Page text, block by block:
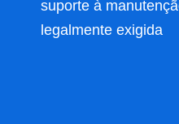
suporte à
legalmente exigida